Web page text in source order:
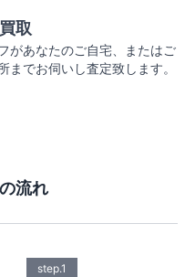
取
があなたのご自宅、またはご
までお伺いし査定致します。
流れ
step.1